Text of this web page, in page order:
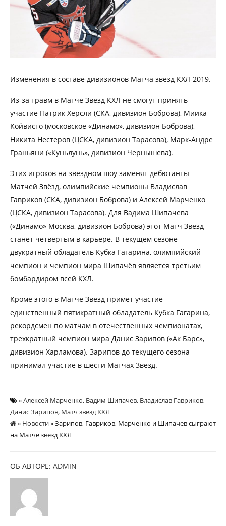
Изменения в составе дивизионов Матча звезд КХЛ-2019.
Из-за травм в Матче Звезд КХЛ не смогут принять
участие Патрик Херсли (СКА, дивизион Боброва), Миика
Койвисто (московское «Динамо», дивизион Боброва),
Никита Нестеров (ЦСКА, дивизион Тарасова), Марк-Андре
Граньяни («Куньлунь», дивизион Чернышева).
Этих игроков на звездном шоу заменят дебютанты
Матчей Звёзд, олимпийские чемпионы Владислав
Гавриков (СКА, дивизион Боброва) и Алексей Марченко
(ЦСКА, дивизион Тарасова). Для Вадима Шипачева
(«Динамо» Москва, дивизион Боброва) этот Матч Звёзд
станет четвёртым в карьере. В текущем сезоне
двукратный обладатель Кубка Гагарина, олимпийский
чемпион и чемпион мира Шипачёв является третьим
бомбардиром всей КХЛ.
Кроме этого в Матче Звезд примет участие
единственный пятикратный обладатель Кубка Гагарина,
рекордсмен по матчам в отечественных чемпионатах,
трехкратный чемпион мира Данис Зарипов («Ак Барс»,
дивизион Харламова). Зарипов до текущего сезона
принимал участие в шести Матчах Звёзд.
»Алексей Марченко, Вадим Шипачев, Владислав Гавриков,
Данис Зарипов, Матч звезд КХЛ
» Новости» Зарипов, Гавриков, Марченко и Шипачев сыграют
на Матче звезд КХЛ
ОБ АВТОРЕ: ADMIN